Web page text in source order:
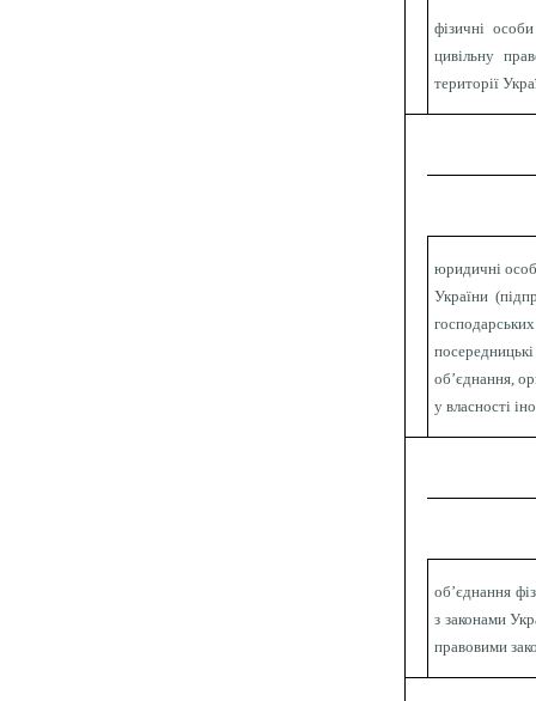
фізичні
цивільну
території
юридичні
України
об’єднання,
у власності
об’єднання
з законами
правовими